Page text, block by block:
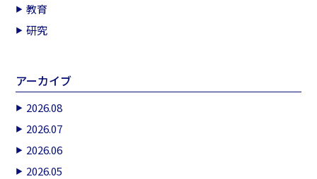
教育
研究
アーカイブ
2026.08
2026.07
2026.06
2026.05